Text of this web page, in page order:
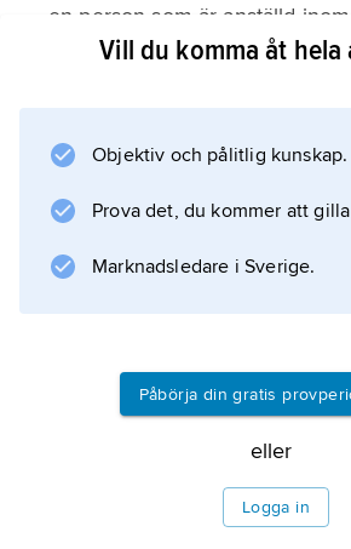
en person som är anställd
lov rymmer eller uteblir från sin
Vill du komma åt hela
Objektiv och pålitlig kunskap.
Prova det, du kommer att
Marknadsledare i Sverige.
Påbörja din gratis
eller
Logga in